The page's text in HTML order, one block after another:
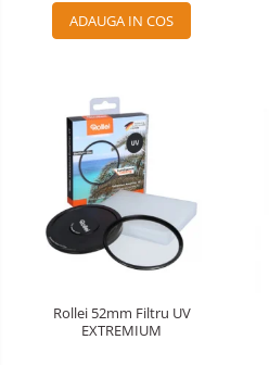
ADAUGA IN COS
Rollei 52mm Filtru UV
EXTREMIUM